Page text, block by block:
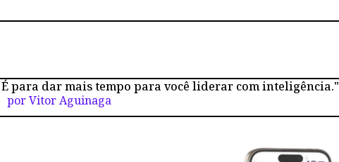
para dar mais tempo para você liderar com inteligência."
por Vitor Aguinaga